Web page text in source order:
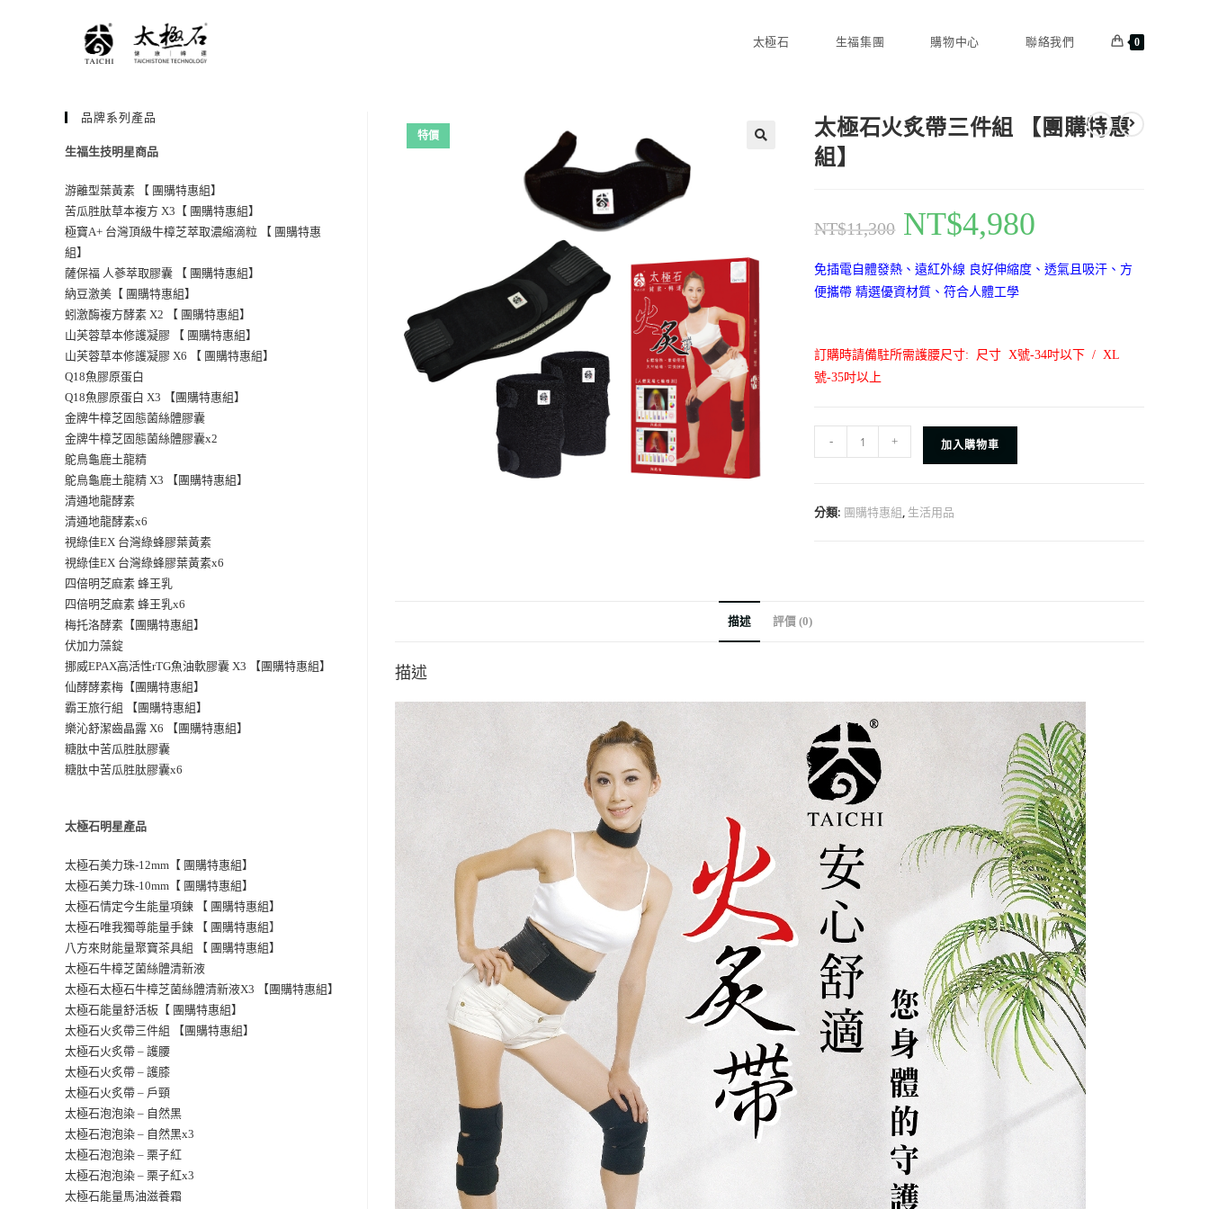
太極石 生福集團 購物中心 聯絡我們 0
特價
太極石火炙帶三件組 【團購特惠
組】
NT$11,300 NT$4,980
免插電自體發熱、遠紅外線 良好伸縮度、透氣且吸汗、方
便攜帶 精選優資材質、符合人體工學
訂購時請備駐所需護腰尺寸: 尺寸 X號-34吋以下 / XL
號-35吋以上
- + 加入購物車
分類: 團購特惠組 , 生活用品
描述 評價 (0)
描述
品牌系列產品
生福生技明星商品
游離型葉黃素 【 團購特惠組】
苦瓜胜肽草本複方 X3【 團購特惠組】
極寶A+ 台灣頂級牛樟芝萃取濃縮滴粒 【 團購特惠
組】
薩保福 人蔘萃取膠囊 【 團購特惠組】
納豆激美【 團購特惠組】
蚓激酶複方酵素 X2 【 團購特惠組】
山芙蓉草本修護凝膠 【 團購特惠組】
山芙蓉草本修護凝膠 X6 【 團購特惠組】
Q18魚膠原蛋白
Q18魚膠原蛋白 X3 【團購特惠組】
金牌牛樟芝固態菌絲體膠囊
金牌牛樟芝固態菌絲體膠囊x2
鴕鳥龜鹿土龍精
鴕鳥龜鹿土龍精 X3 【團購特惠組】
清通地龍酵素
清通地龍酵素x6
視綠佳EX 台灣綠蜂膠葉黃素
視綠佳EX 台灣綠蜂膠葉黃素x6
四倍明芝麻素 蜂王乳
四倍明芝麻素 蜂王乳x6
梅托洛酵素【團購特惠組】
伏加力藻錠
挪威EPAX高活性rTG魚油軟膠囊 X3 【團購特惠組】
仙酵酵素梅【團購特惠組】
霸王旅行組 【團購特惠組】
樂沁舒潔齒晶露 X6 【團購特惠組】
糖肽中苦瓜胜肽膠囊
糖肽中苦瓜胜肽膠囊x6
太極石明星產品
太極石美力珠-12mm【 團購特惠組】
太極石美力珠-10mm【 團購特惠組】
太極石情定今生能量項鍊 【 團購特惠組】
太極石唯我獨尊能量手鍊 【 團購特惠組】
八方來財能量聚寶茶具組 【 團購特惠組】
太極石牛樟芝菌絲體清新液
太極石太極石牛樟芝菌絲體清新液X3 【團購特惠組】
太極石能量舒活板【 團購特惠組】
太極石火炙帶三件組 【團購特惠組】
太極石火炙帶 – 護腰
太極石火炙帶 – 護膝
太極石火炙帶 – 戶頸
太極石泡泡染 – 自然黑
太極石泡泡染 – 自然黑x3
太極石泡泡染 – 栗子紅
太極石泡泡染 – 栗子紅x3
太極石能量馬油滋養霜